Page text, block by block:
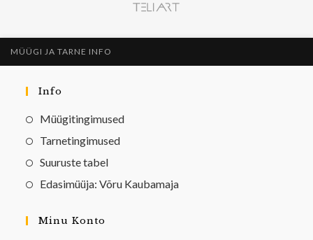
MÜÜGI JA TARNE INFO
Info
Müügitingimused
Tarnetingimused
Suuruste tabel
Edasimüüja: Võru Kaubamaja
Minu Konto